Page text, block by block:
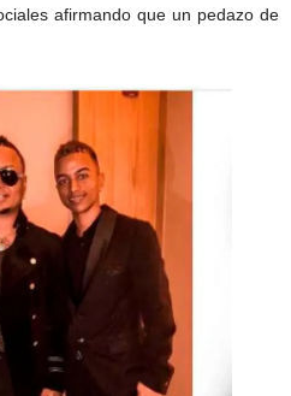
afirmando que un pedazo de